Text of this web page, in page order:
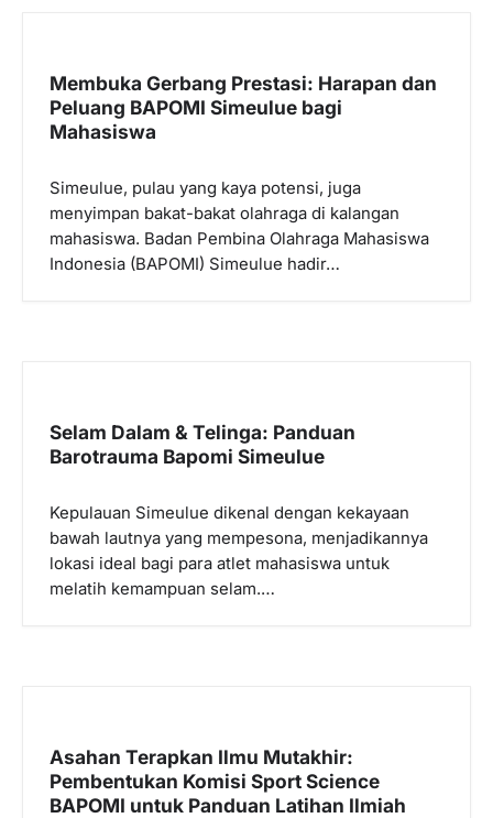
Membuka Gerbang Prestasi: Harapan dan
Peluang BAPOMI Simeulue bagi
Mahasiswa
Simeulue, pulau yang kaya potensi, juga
menyimpan bakat-bakat olahraga di kalangan
mahasiswa. Badan Pembina Olahraga Mahasiswa
Indonesia (BAPOMI) Simeulue hadir…
Selam Dalam & Telinga: Panduan
Barotrauma Bapomi Simeulue
Kepulauan Simeulue dikenal dengan kekayaan
bawah lautnya yang mempesona, menjadikannya
lokasi ideal bagi para atlet mahasiswa untuk
melatih kemampuan selam.…
Asahan Terapkan Ilmu Mutakhir:
Pembentukan Komisi Sport Science
BAPOMI untuk Panduan Latihan Ilmiah